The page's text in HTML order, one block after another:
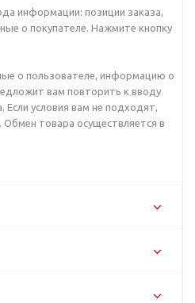
информации: позиции заказа,
о покупателе. Нажмите кнопку
о пользователе, информацию о
вам повторить к вводу
условия вам не подходят,
товара осуществляется в